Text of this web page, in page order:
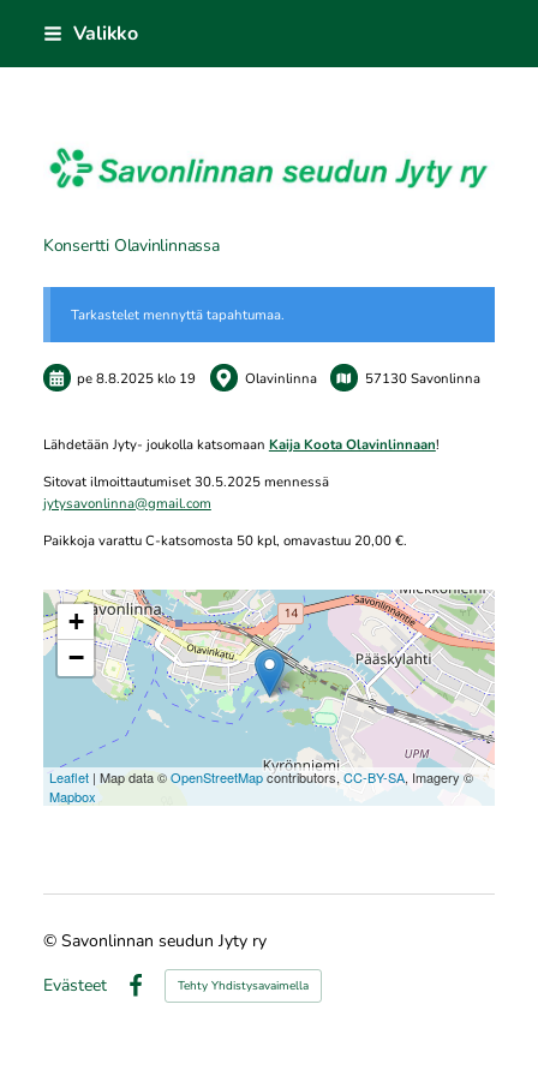
sivun
sisältöön
Valikko
Savonlinnan seudun Jyty ry
Konsertti Olavinlinnassa
Tarkastelet mennyttä tapahtumaa.
pe 8.8.2025klo 19 Olavinlinna 57130 Savonlinna
Lähdetään Jyty- joukolla katsomaan Kaija Koota Olavinlinnaan!
Sitovat ilmoittautumiset 30.5.2025 mennessä
jytysavonlinna@gmail.com
Paikkoja varattu C-katsomosta 50 kpl, omavastuu 20,00 €.
+
−
Leaflet| Map data ©OpenStreetMapcontributors, CC-BY-SA, Imagery ©
Mapbox
© Savonlinnan seudun Jyty ry
Evästeet
Facebook
Tehty Yhdistysavaimella